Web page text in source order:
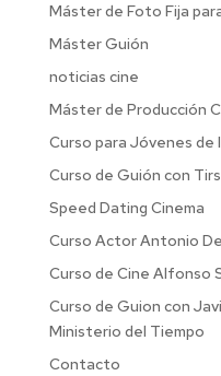
Máster de Foto Fija
Máster Guión
noticias cine
Máster de Producción
Curso para Jóvenes de
Curso de Guión con
Speed Dating Cinema
Curso Actor Antonio
Curso de Cine Alfonso
Curso de Guion con
Ministerio del Tiempo
Contacto